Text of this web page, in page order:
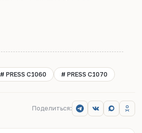
# PRESS C1060 # PRESS C1070
Поделиться: